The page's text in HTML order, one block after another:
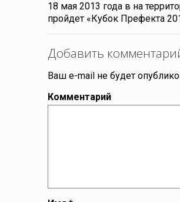
18 мая 2013 года в на
пройдет «Кубок Префекта
Добавить
Ваш e-mail не будет
Комментарий